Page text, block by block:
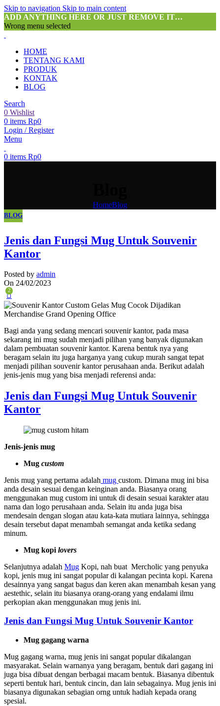
Skip to navigation Skip to main content
ADD ANYTHING HERE OR JUST REMOVE IT…
Wrong menu selected
HOME
TENTANG KAMI
PRODUK
KONTAK
BLOG
Search
0 Wishlist
0 items Rp0
Login / Register
Menu
0 items Rp0
HomeBlog
BLOG
Jenis dan Fungsi Mug Untuk Souvenir
Kantor
Posted by admin
On 24/02/2023
2
Bagi anda yang sedang mencari souvenir kantor, pada masa
sekarang ini mug sudah menjadi pilihan yang banyak digunakan
dalam pembuatan souvenir kantor. Karena bentuk nya yang
beragam selain itu juga harganya yang cukup murah sangat tepat
menjadi pilihan souvenir kantor perusahaan anda. Berikut adalah
jenis-jenis mug yang bisa menjadi referensi anda:
Jenis dan Fungsi Mug Untuk Souvenir
Kantor
Jenis-jenis mug
Mug custom
Jenis mug yang pertama adalah mug custom. Dimana mug ini bisa
anda desain sesuai dengan keinginan anda. Biasanya orang
menggunakan mug custom ini untuk di desain sesuai karakter atau
nama dan logo perusahaan anda. Selain itu anda juga bisa
mendesain dengan slogan atau kata-kata mutiara lainnya, sehingga
desain tersebut dapat menambah semangat anda ketika sedang
minum.
Mug kopi lovers
Selanjutnya adalah Mug Kopi, nah buat Mercholic yang penyuka
kopi, jenis mug ini sangat popular di kalangan pecinta kopi. Karena
desainnya yang sangat bagus dan keren akan menambah kesan yang
aestethic, selain itu biasanya orang-orang yang endalami ilmu
perkopian akan menggunakan mug jenis ini.
Jenis dan Fungsi Mug Untuk Souvenir Kantor
Mug gagang warna
Mug gagang warna, mug jenis ini sangat popular dikalangan
masyarakat. Selain warnanya yang beragam, bentuk dari gagang ini
juga bisa dibuat dengan berbagai macam bentuk. Biasanya dibentuk
seperti bentuk hari, bentuk cincin, dan lain sebagainya. Mug jenis ini
biasanya digunakan sebagian orng untuk hadiah kepada orang
spesial.